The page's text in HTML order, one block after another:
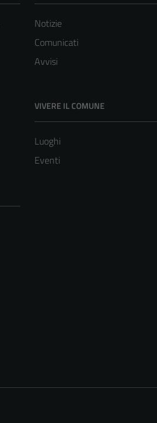
Notizie
Comunicati
Avvisi
VIVERE IL COMUNE
Luoghi
Eventi